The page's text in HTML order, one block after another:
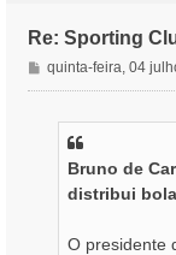
Re: Sporting
M
e
quinta-feira, 04
Bruno de
distribui
O presidente